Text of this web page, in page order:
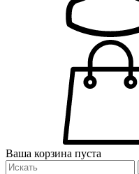
Ваша корзина пуста